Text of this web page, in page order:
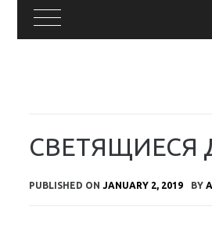
СВЕТЯЩИЕСЯ
PUBLISHED ON JANUARY 2, 2019 BY